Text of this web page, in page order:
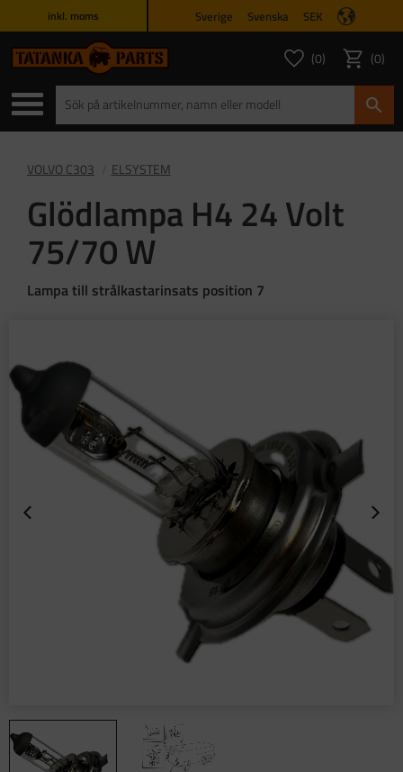
inkl. moms Sverige Svenska SEK
Favoriter
ANTAL
0 Kundvagn
0
VOLVO C303 ELSYSTEM
Glödlampa H4 24 Volt
75/70 W
Lampa till strålkastarinsats position 7